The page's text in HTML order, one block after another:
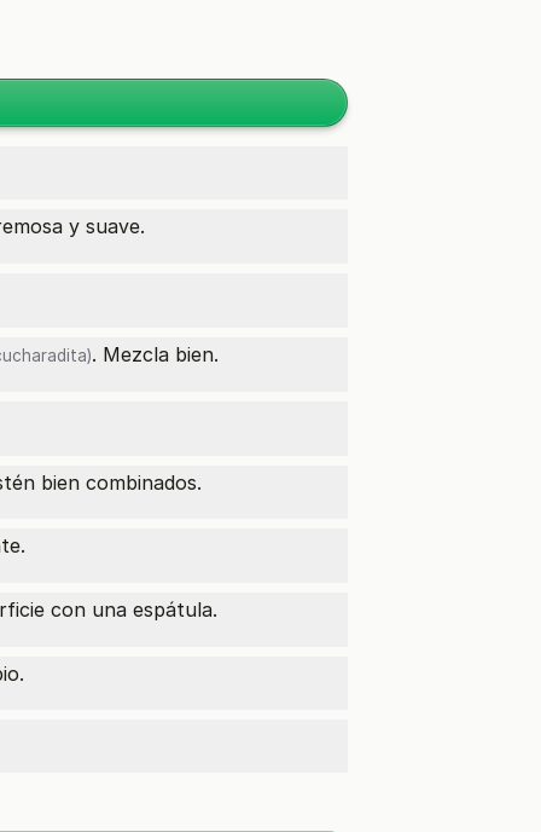
y suave.
. Mezcla bien.
bien combinados.
con una espátula.